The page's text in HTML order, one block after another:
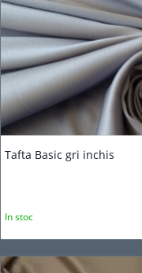
Tafta Basic gri inchis
In stoc